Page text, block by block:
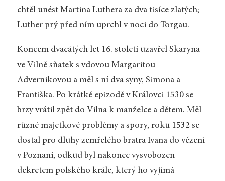
chtěl unést Martina Luthera za dva tisíce zlatých;
Luther prý před ním uprchl v noci do Torgau.
Koncem dvacátých let 16. století uzavřel Skaryna
ve Vilně sňatek s vdovou Margaritou
Advernikovou a měl s ní dva syny, Simona a
Františka. Po krátké epizodě v Královci 1530 se
brzy vrátil zpět do Vilna k manželce a dětem. Měl
různé majetkové problémy a spory, roku 1532 se
dostal pro dluhy zemřelého bratra Ivana do vězení
v Poznani, odkud byl nakonec vysvobozen
dekretem polského krále, který ho vyjímá